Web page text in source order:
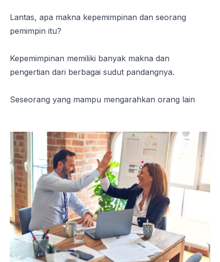
Lantas, apa makna kepemimpinan dan seorang
pemimpin itu?
Kepemimpinan memiliki banyak makna dan
pengertian dari berbagai sudut pandangnya.
Seseorang yang mampu mengarahkan orang lain